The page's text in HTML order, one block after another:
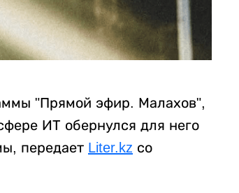
"Прямой эфир. Малахов",
ИТ обернулся для него
передает Liter.kz со